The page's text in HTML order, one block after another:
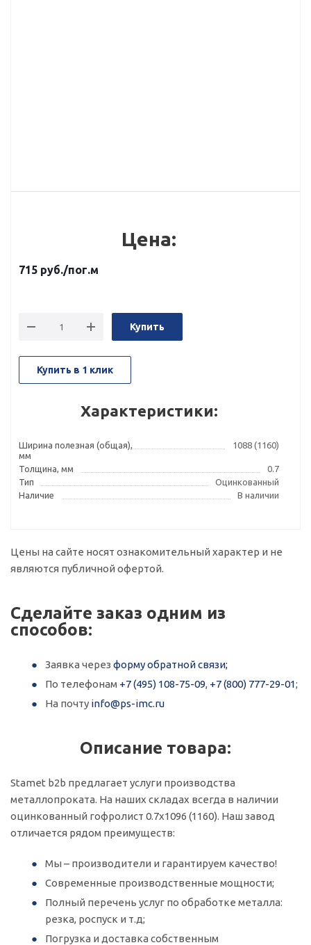
Цена:
715 руб./пог.м
Купить
Купить в 1 клик
Характеристики:
Ширина полезная (общая),
мм
1088 (1160)
Толщина, мм
0.7
Тип
Оцинкованный
Наличие
В наличии
Цены на сайте носят ознакомительный характер и не
являются публичной офертой.
Сделайте заказ одним из
способов:
Заявка через форму обратной связи;
По телефонам +7 (495) 108-75-09, +7 (800) 777-29-01;
На почту info@ps-imc.ru
Описание товара:
Stamet b2b предлагает услуги производства
металлопроката. На наших складах всегда в наличии
оцинкованный гофролист 0.7x1096 (1160). Наш завод
отличается рядом преимуществ:
Мы – производители и гарантируем качество!
Современные производственные мощности;
Полный перечень услуг по обработке металла:
резка, роспуск и т.д;
Погрузка и доставка собственным